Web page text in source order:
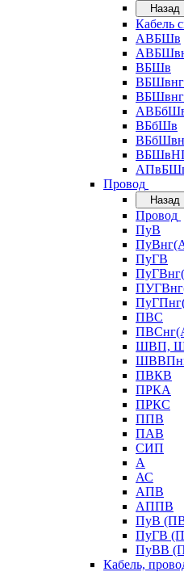
Назад
Кабель
АВБШв
ВБШв
ВБбШв
Провод
Назад
Провод
ПуВ
ПуГВ
ПВС
ШВП,
ПВКВ
ПРКА
ПРКС
ППВ
ПАВ
СИП
А
АС
АПВ
АППВ
ПуВ
ПуГВ
ПуВВ
Кабель,